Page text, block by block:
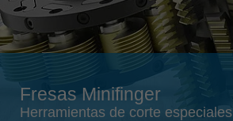
Schweiz
deutsch français
Singapore
english
Slovenija
Fresas Minifinger
Herramientas de corte especiales